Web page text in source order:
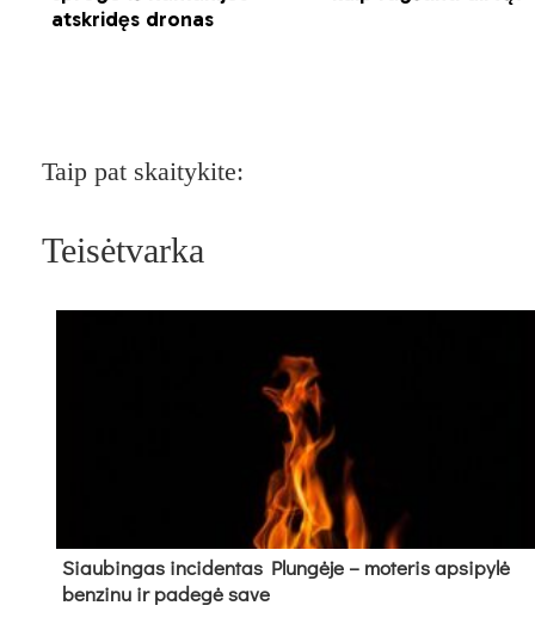
Taip pat skaitykite:
Teisėtvarka
Siau­bin­gas in­ci­den­tas Plun­gė­je – mo­te­ris ap­si­py­lė
ben­zi­nu ir pa­de­gė sa­ve